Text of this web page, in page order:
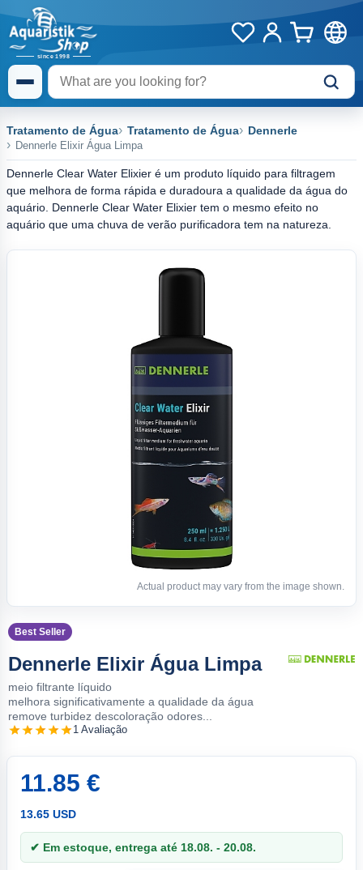
Tratamento de Água Tratamento de Água Dennerle
Dennerle Elixir Água Limpa
Dennerle Clear Water Elixier é um produto líquido para filtragem
que melhora de forma rápida e duradoura a qualidade da água do
aquário. Dennerle Clear Water Elixier tem o mesmo efeito no
aquário que uma chuva de verão purificadora tem na natureza.
Actual product may vary from the image shown.
Best Seller
Dennerle Elixir Água Limpa
meio filtrante líquido
melhora significativamente a qualidade da água
remove turbidez descoloração odores...
1 Avaliação
11.85 €
13.65 USD
✔ Em estoque, entrega até 18.08. - 20.08.